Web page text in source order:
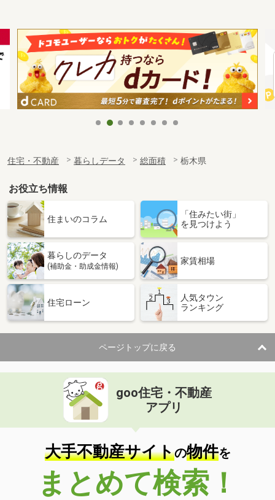
住宅・不動産 暮らしデータ 総面積 栃木県
お役立ち情報
住まいのコラム
「住みたい街」
を見つけよう
暮らしのデータ
(補助金・助成金情報)
家賃相場
住宅ローン
人気タウン
ランキング
ページトップに戻る
goo住宅・不動産
アプリ
大手不動産サイトの物件を
まとめて検索！